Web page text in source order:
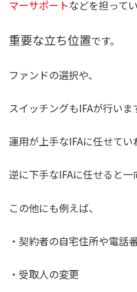
マーサポートなどを担って
重要な立ち位置です。
ファンドの選択や、
スイッチングもIFAが行いま
運用が上手なIFAに任せてい
逆に下手なIFAに任せると一
この他にも例えば、
・契約者の自宅住所や電話
・受取人の変更